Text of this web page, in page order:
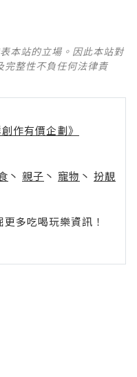
本站的立場。因此本站對
完整性不負任何法律責
作有價企劃》
丶 親子 丶 寵物 丶 扮靚
多吃喝玩樂資訊！